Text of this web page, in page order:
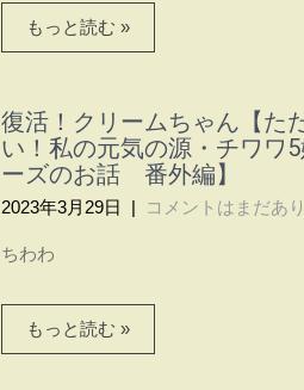
もっと読む »
復活！クリームちゃん【た
い！私の元気の源・チワワ
ーズのお話 番外編】
2023年3月29日 | コメントはまだあ
ちわわ
もっと読む »